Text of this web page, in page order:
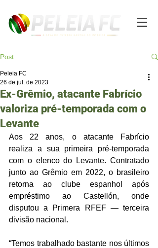
Post
Ex-Grêmio, atacante Fabrício
valoriza pré-temporada com o
Levante
Peleia FC
26 de jul. de 2023
Aos 22 anos, o atacante Fabrício
realiza a sua primeira pré-temporada
com o elenco do Levante. Contratado
junto ao Grêmio em 2022, o brasileiro
retorna ao clube espanhol após
empréstimo ao Castellón, onde
disputou a Primera RFEF — terceira
divisão nacional.
“Temos trabalhado bastante nos últimos